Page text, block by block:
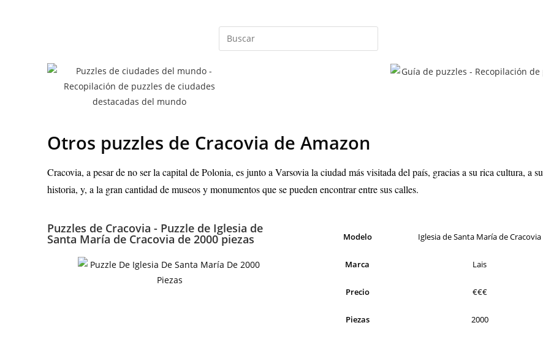
Otros puzzles de Cracovia de Amazon
Cracovia, a pesar de no ser la capital de Polonia, es junto a Varsovia la ciudad más visitada del país, gracias a su rica cultura, a su
historia, y, a la gran cantidad de museos y monumentos que se pueden encontrar entre sus calles.
Puzzles de Cracovia - Puzzle de Iglesia de
Santa María de Cracovia de 2000 piezas Modelo Iglesia de Santa María de Cracovia
Marca Lais
Precio €€€
Piezas 2000